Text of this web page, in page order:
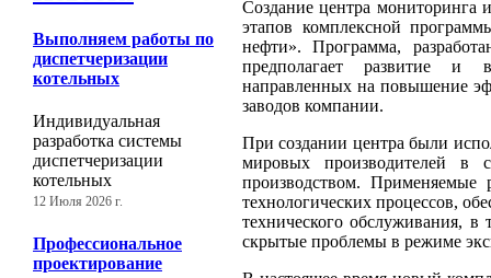
Выполняем работы по
диспетчеризации
котельных
Индивидуальная
разработка системы
диспетчеризации
котельных
12 Июля 2026 г.
Профессиональное
проектирование
Создание центра
этапов комплексной
нефти». Программа,
предполагает развитие и
направленных на повышение
заводов компании.
При создании центра были
мировых производителей в
производством. Применяемые
технологических процессов,
технического обслуживания, в
скрытые проблемы в режиме